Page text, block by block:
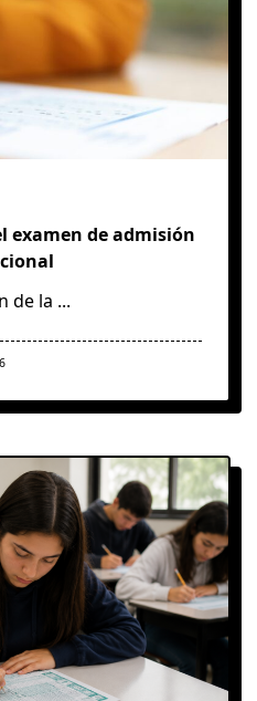
examen de admisión
de la ...